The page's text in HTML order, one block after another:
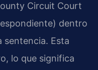
Circuit Court
dentro
sentencia. Esta
lo que significa